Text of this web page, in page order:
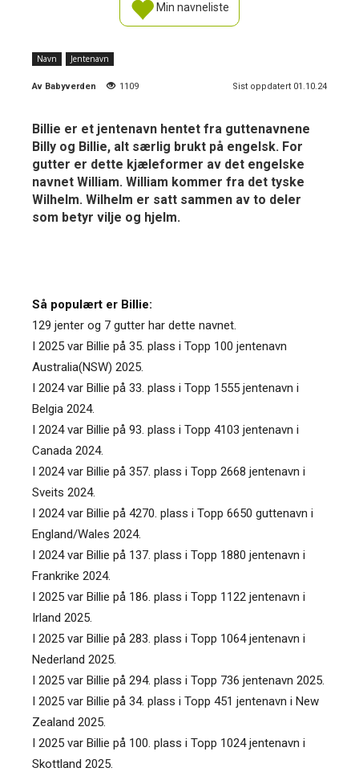
Min navneliste
Navn Jentenavn
Av Babyverden 1109 Sist oppdatert 01.10.24
Billie er et jentenavn hentet fra guttenavnene
Billy og Billie, alt særlig brukt på engelsk. For
gutter er dette kjæleformer av det engelske
navnet William. William kommer fra det tyske
Wilhelm. Wilhelm er satt sammen av to deler
som betyr vilje og hjelm.
Så populært er Billie:
129 jenter og 7 gutter har dette navnet.
I 2025 var Billie på 35. plass i Topp 100 jentenavn
Australia(NSW) 2025.
I 2024 var Billie på 33. plass i Topp 1555 jentenavn i
Belgia 2024.
I 2024 var Billie på 93. plass i Topp 4103 jentenavn i
Canada 2024.
I 2024 var Billie på 357. plass i Topp 2668 jentenavn i
Sveits 2024.
I 2024 var Billie på 4270. plass i Topp 6650 guttenavn i
England/Wales 2024.
I 2024 var Billie på 137. plass i Topp 1880 jentenavn i
Frankrike 2024.
I 2025 var Billie på 186. plass i Topp 1122 jentenavn i
Irland 2025.
I 2025 var Billie på 283. plass i Topp 1064 jentenavn i
Nederland 2025.
I 2025 var Billie på 294. plass i Topp 736 jentenavn 2025.
I 2025 var Billie på 34. plass i Topp 451 jentenavn i New
Zealand 2025.
I 2025 var Billie på 100. plass i Topp 1024 jentenavn i
Skottland 2025.